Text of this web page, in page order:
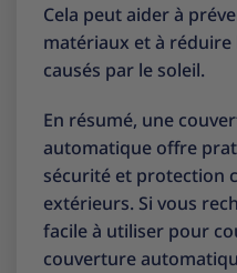
Cela peut aider à
matériaux et à réduire
causés par le soleil.
En résumé, une
automatique offre
sécurité et protection
extérieurs. Si vous
facile à utiliser pour
couverture